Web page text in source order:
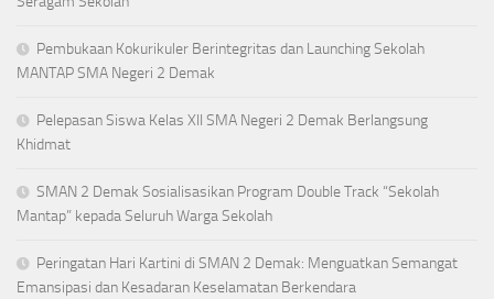
Pembukaan Kokurikuler Berintegritas dan Launching Sekolah
MANTAP SMA Negeri 2 Demak
Pelepasan Siswa Kelas XII SMA Negeri 2 Demak Berlangsung
Khidmat
SMAN 2 Demak Sosialisasikan Program Double Track “Sekolah
Mantap” kepada Seluruh Warga Sekolah
Peringatan Hari Kartini di SMAN 2 Demak: Menguatkan Semangat
Emansipasi dan Kesadaran Keselamatan Berkendara